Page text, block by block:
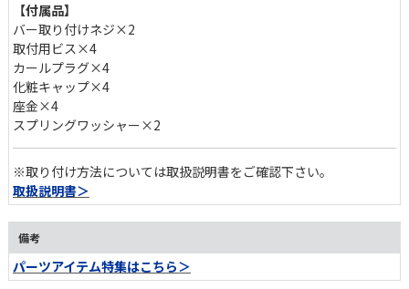
【付属品】
バー取り付けネジ×2
取付用ビス×4
カールプラグ×4
化粧キャップ×4
座金×4
スプリングワッシャー×2
※取り付け方法については取扱説明書をご確認下さい。
取扱説明書＞
備考
パーツアイテム特集はこちら＞